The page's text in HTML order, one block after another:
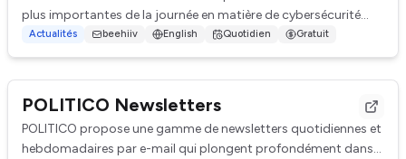
plus importantes de la journée en matière de cybersécurité
dans de brefs résumés, afin que...
Actualités beehiiv English Quotidien Gratuit
POLITICO Newsletters
POLITICO propose une gamme de newsletters quotidiennes et
hebdomadaires par e-mail qui plongent profondément dans